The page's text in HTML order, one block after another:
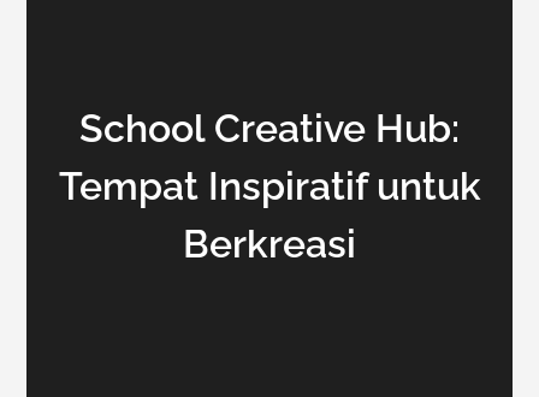
School Creative Hub:
Tempat Inspiratif untuk
Berkreasi